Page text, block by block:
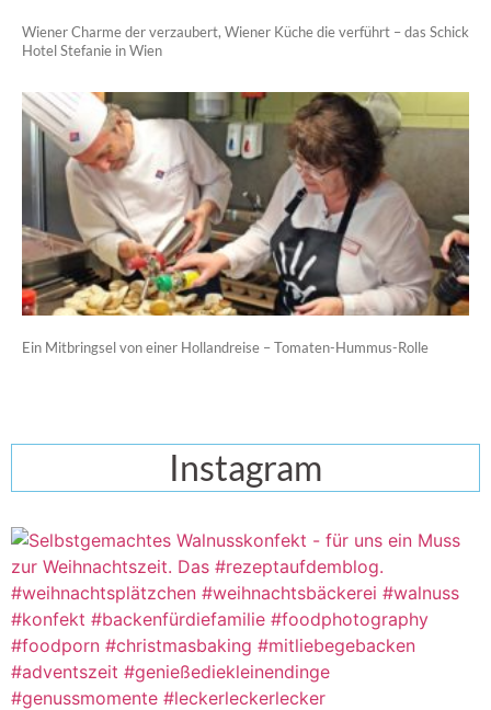
Wiener Charme der verzaubert, Wiener Küche die verführt – das Schick
Hotel Stefanie in Wien
Ein Mitbringsel von einer Hollandreise – Tomaten-Hummus-Rolle
Instagram